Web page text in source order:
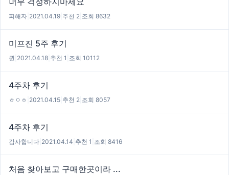
피해자 2021.04.19 추천 2 조회 8632
미프진 5주 후기
권 2021.04.18 추천 1 조회 10112
4주차 후기
ㅎㅇㅎ 2021.04.15 추천 2 조회 8057
4주차 후기
감사합니다 2021.04.14 추천 1 조회 8416
처음 찾아보고 구매한곳이라 ...